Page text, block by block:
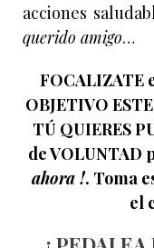
acciones
querido amigo…
FOCALIZATE
OBJETIVO
TÚ QUIERES
de VOLUNTAD
ahora !. Toma
el